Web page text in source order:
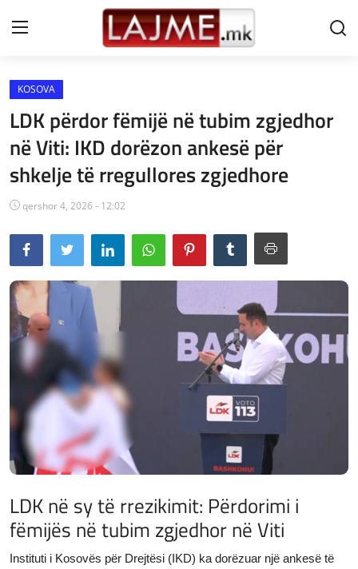
Shtëpi
LAJME MAQEDONI
SHQIPERI
KOSOVA
LAJME NGA BOTA
SHOWBIZ
SPORT
SHENDETI
Gallery
Shqip
KOSOVA
LDK përdor fëmijë në tubim zgjedhor
në Viti: IKD dorëzon ankesë për
shkelje të rregullores zgjedhore
qershor 4, 2026 - 12:02
LDK në sy të rrezikimit: Përdorimi i
fëmijës në tubim zgjedhor në Viti
Instituti i Kosovës për Drejtësi (IKD) ka dorëzuar një ankesë të